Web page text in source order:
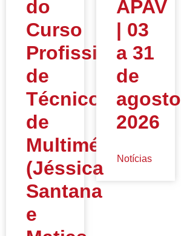
do
Curso
Profissional
de
Técnico
de
Multimédia
(Jéssica
Santana
e
APAV
| 03
a 31
de
agosto
2026
Notícias